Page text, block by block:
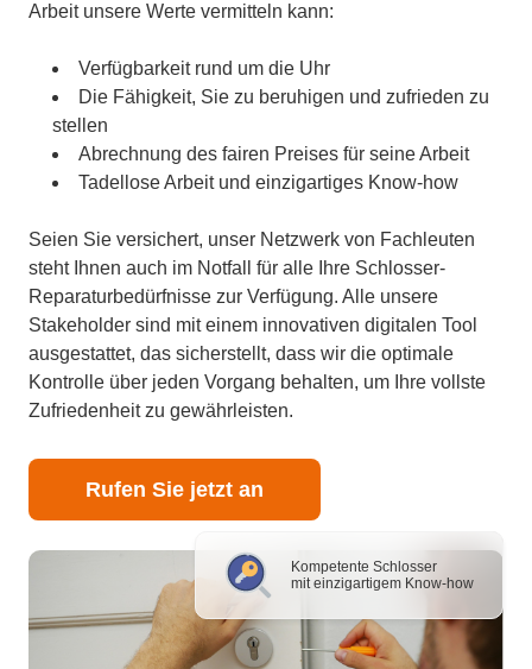
Kompetente Schlosser
mit einzigartigem Know-how
Arbeit unsere Werte vermitteln kann:
Verfügbarkeit rund um die Uhr
Die Fähigkeit, Sie zu beruhigen und zufrieden zu
stellen
Abrechnung des fairen Preises für seine Arbeit
Tadellose Arbeit und einzigartiges Know-how
Seien Sie versichert, unser Netzwerk von Fachleuten
steht Ihnen auch im Notfall für alle Ihre Schlosser-
Reparaturbedürfnisse zur Verfügung. Alle unsere
Stakeholder sind mit einem innovativen digitalen Tool
ausgestattet, das sicherstellt, dass wir die optimale
Kontrolle über jeden Vorgang behalten, um Ihre vollste
Zufriedenheit zu gewährleisten.
Rufen Sie jetzt an